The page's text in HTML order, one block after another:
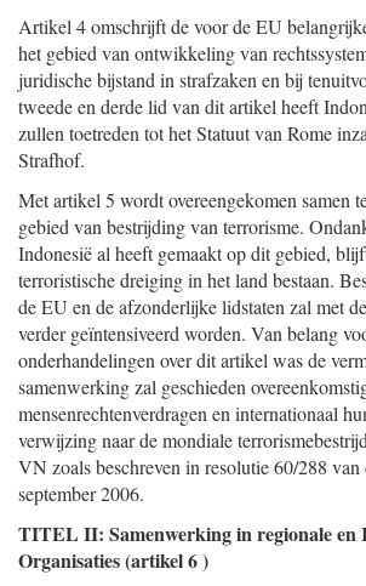
Artikel 4 omschrijft de voor de EU
het gebied van ontwikkeling van
juridische bijstand in strafzaken en bij
tweede en derde lid van dit artikel heeft
zullen toetreden tot het Statuut van Rome
Strafhof.
Met artikel 5 wordt overeengekomen samen
gebied van bestrijding van terrorisme.
Indonesië al heeft gemaakt op dit gebied,
terroristische dreiging in het land bestaan.
de EU en de afzonderlijke lidstaten zal met
verder geïntensiveerd worden. Van belang
onderhandelingen over dit artikel was de
samenwerking zal geschieden
mensenrechtenverdragen en internationaal
verwijzing naar de mondiale
VN zoals beschreven in resolutie 60/288
september 2006.
TITEL II: Samenwerking in regionale en
Organisaties (artikel 6 )